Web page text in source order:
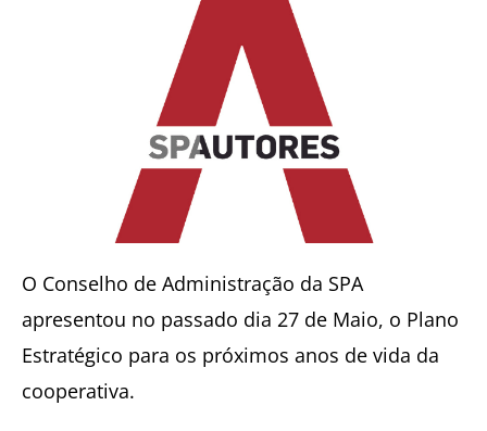
O Conselho de Administração da SPA
apresentou no passado dia 27 de Maio, o Plano
Estratégico para os próximos anos de vida da
cooperativa.